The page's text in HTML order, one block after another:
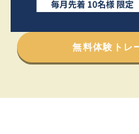
無料体験トレ